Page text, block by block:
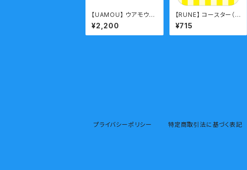
【UAMOU】 ウアモウキ
ーホルダー クリアピン
ク ぽけ〜
¥2,200
【RUNE】 コースター（P
ANDA/縄跳び）
¥715
プライバシーポリシー 特定商取引法に基づく表記